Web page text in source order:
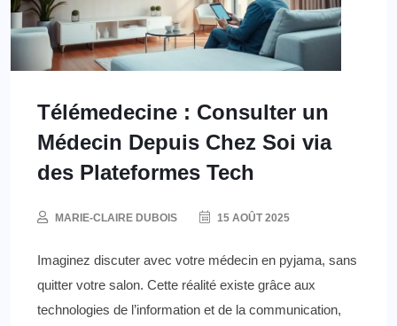
Télémedecine : Consulter un
Médecin Depuis Chez Soi via
des Plateformes Tech
MARIE-CLAIRE DUBOIS 15 AOÛT 2025
Imaginez discuter avec votre médecin en pyjama, sans
quitter votre salon. Cette réalité existe grâce aux
technologies de l’information et de la communication,